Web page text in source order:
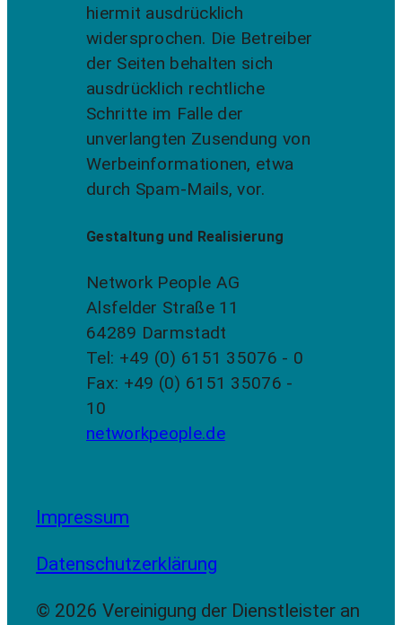
hiermit ausdrücklich
widersprochen. Die Betreiber
der Seiten behalten sich
ausdrücklich rechtliche
Schritte im Falle der
unverlangten Zusendung von
Werbeinformationen, etwa
durch Spam-Mails, vor.
Gestaltung und Realisierung
Network People AG
Alsfelder Straße 11
64289 Darmstadt
Tel: +49 (0) 6151 35076 - 0
Fax: +49 (0) 6151 35076 -
10
networkpeople.de
Impressum
Datenschutzerklärung
© 2026 Vereinigung der Dienstleister an